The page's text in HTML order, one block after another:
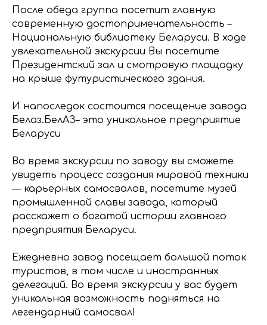
После обеда группа посетит главную
современную достопримечательность –
Национальную библиотеку Беларуси. В ходе
увлекательной экскурсии Вы посетите
Президентский зал и смотровую площадку
на крыше футуристического здания.
И напоследок состоится посещение завода
Белаз.БелАЗ– это уникальное предприятие
Беларуси
Во время экскурсии по заводу вы сможете
увидеть процесс создания мировой техники
— карьерных самосвалов, посетите музей
промышленной славы завода, который
расскажет о богатой истории главного
предприятия Беларуси.
Ежедневно завод посещает большой поток
туристов, в том числе и иностранных
делегаций. Во время экскурсии у вас будет
уникальная возможность подняться на
легендарный самосвал!